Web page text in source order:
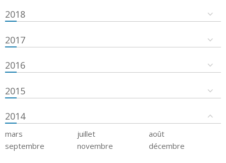
2018
2017
2016
2015
2014
mars juillet
août
septembre
novembre décembre